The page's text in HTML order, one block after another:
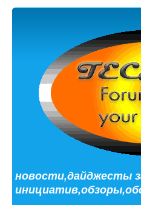
новости,дайджесты